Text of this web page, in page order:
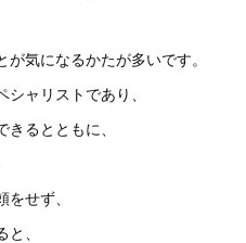
気になるかたが多いです。
ャリストであり、
るとともに、
せず、
、